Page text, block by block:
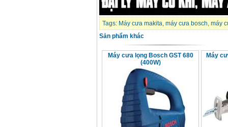
Tags: Máy cưa makita, máy cưa bosch, máy
Sản phẩm khác
Máy cưa lọng Bosch GST 680
(400W)
Máy